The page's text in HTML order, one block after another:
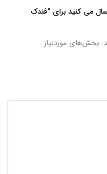
می کنید برای “فندک
بخش‌های موردنیاز